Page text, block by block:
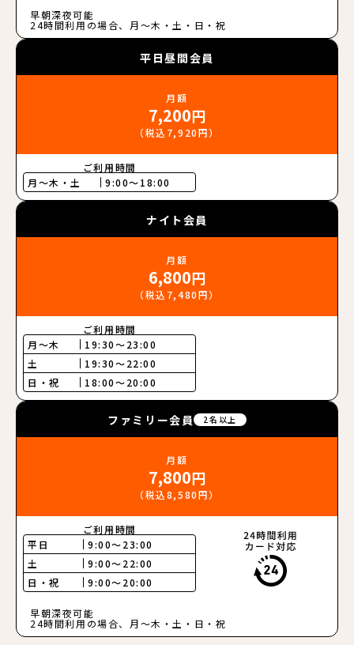
早朝深夜可能
24時間利用の場合、月〜木・土・日・祝
平日昼間会員
月額
7,200円
（税込7,920円）
ご利用時間
月〜木・土
9:00～18:00
ナイト会員
月額
6,800円
（税込7,480円）
ご利用時間
月〜木
19:30～23:00
土
19:30～22:00
日・祝
18:00～20:00
ファミリー会員 2名以上
月額
7,800円
（税込8,580円）
ご利用時間
平日
9:00〜23:00
土
9:00〜22:00
日・祝
9:00〜20:00
早朝深夜可能
24時間利用の場合、月〜木・土・日・祝